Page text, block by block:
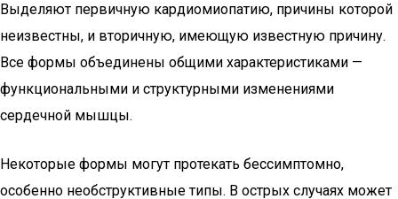
Выделяют первичную кардиомиопатию, причины которой
неизвестны, и вторичную, имеющую известную причину.
Все формы объединены общими характеристиками —
функциональными и структурными изменениями
сердечной мышцы.
Некоторые формы могут протекать бессимптомно,
особенно необструктивные типы. В острых случаях может